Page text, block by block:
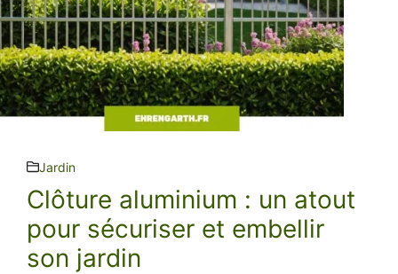
Jardin
Clôture aluminium : un atout
pour sécuriser et embellir
son jardin